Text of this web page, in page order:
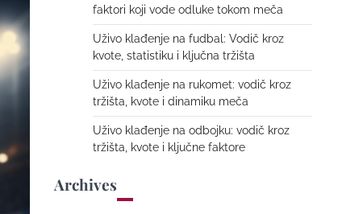
faktori koji vode odluke tokom meča
Uživo klađenje na fudbal: Vodič kroz
kvote, statistiku i ključna tržišta
Uživo klađenje na rukomet: vodič kroz
tržišta, kvote i dinamiku meča
Uživo klađenje na odbojku: vodič kroz
tržišta, kvote i ključne faktore
Archives